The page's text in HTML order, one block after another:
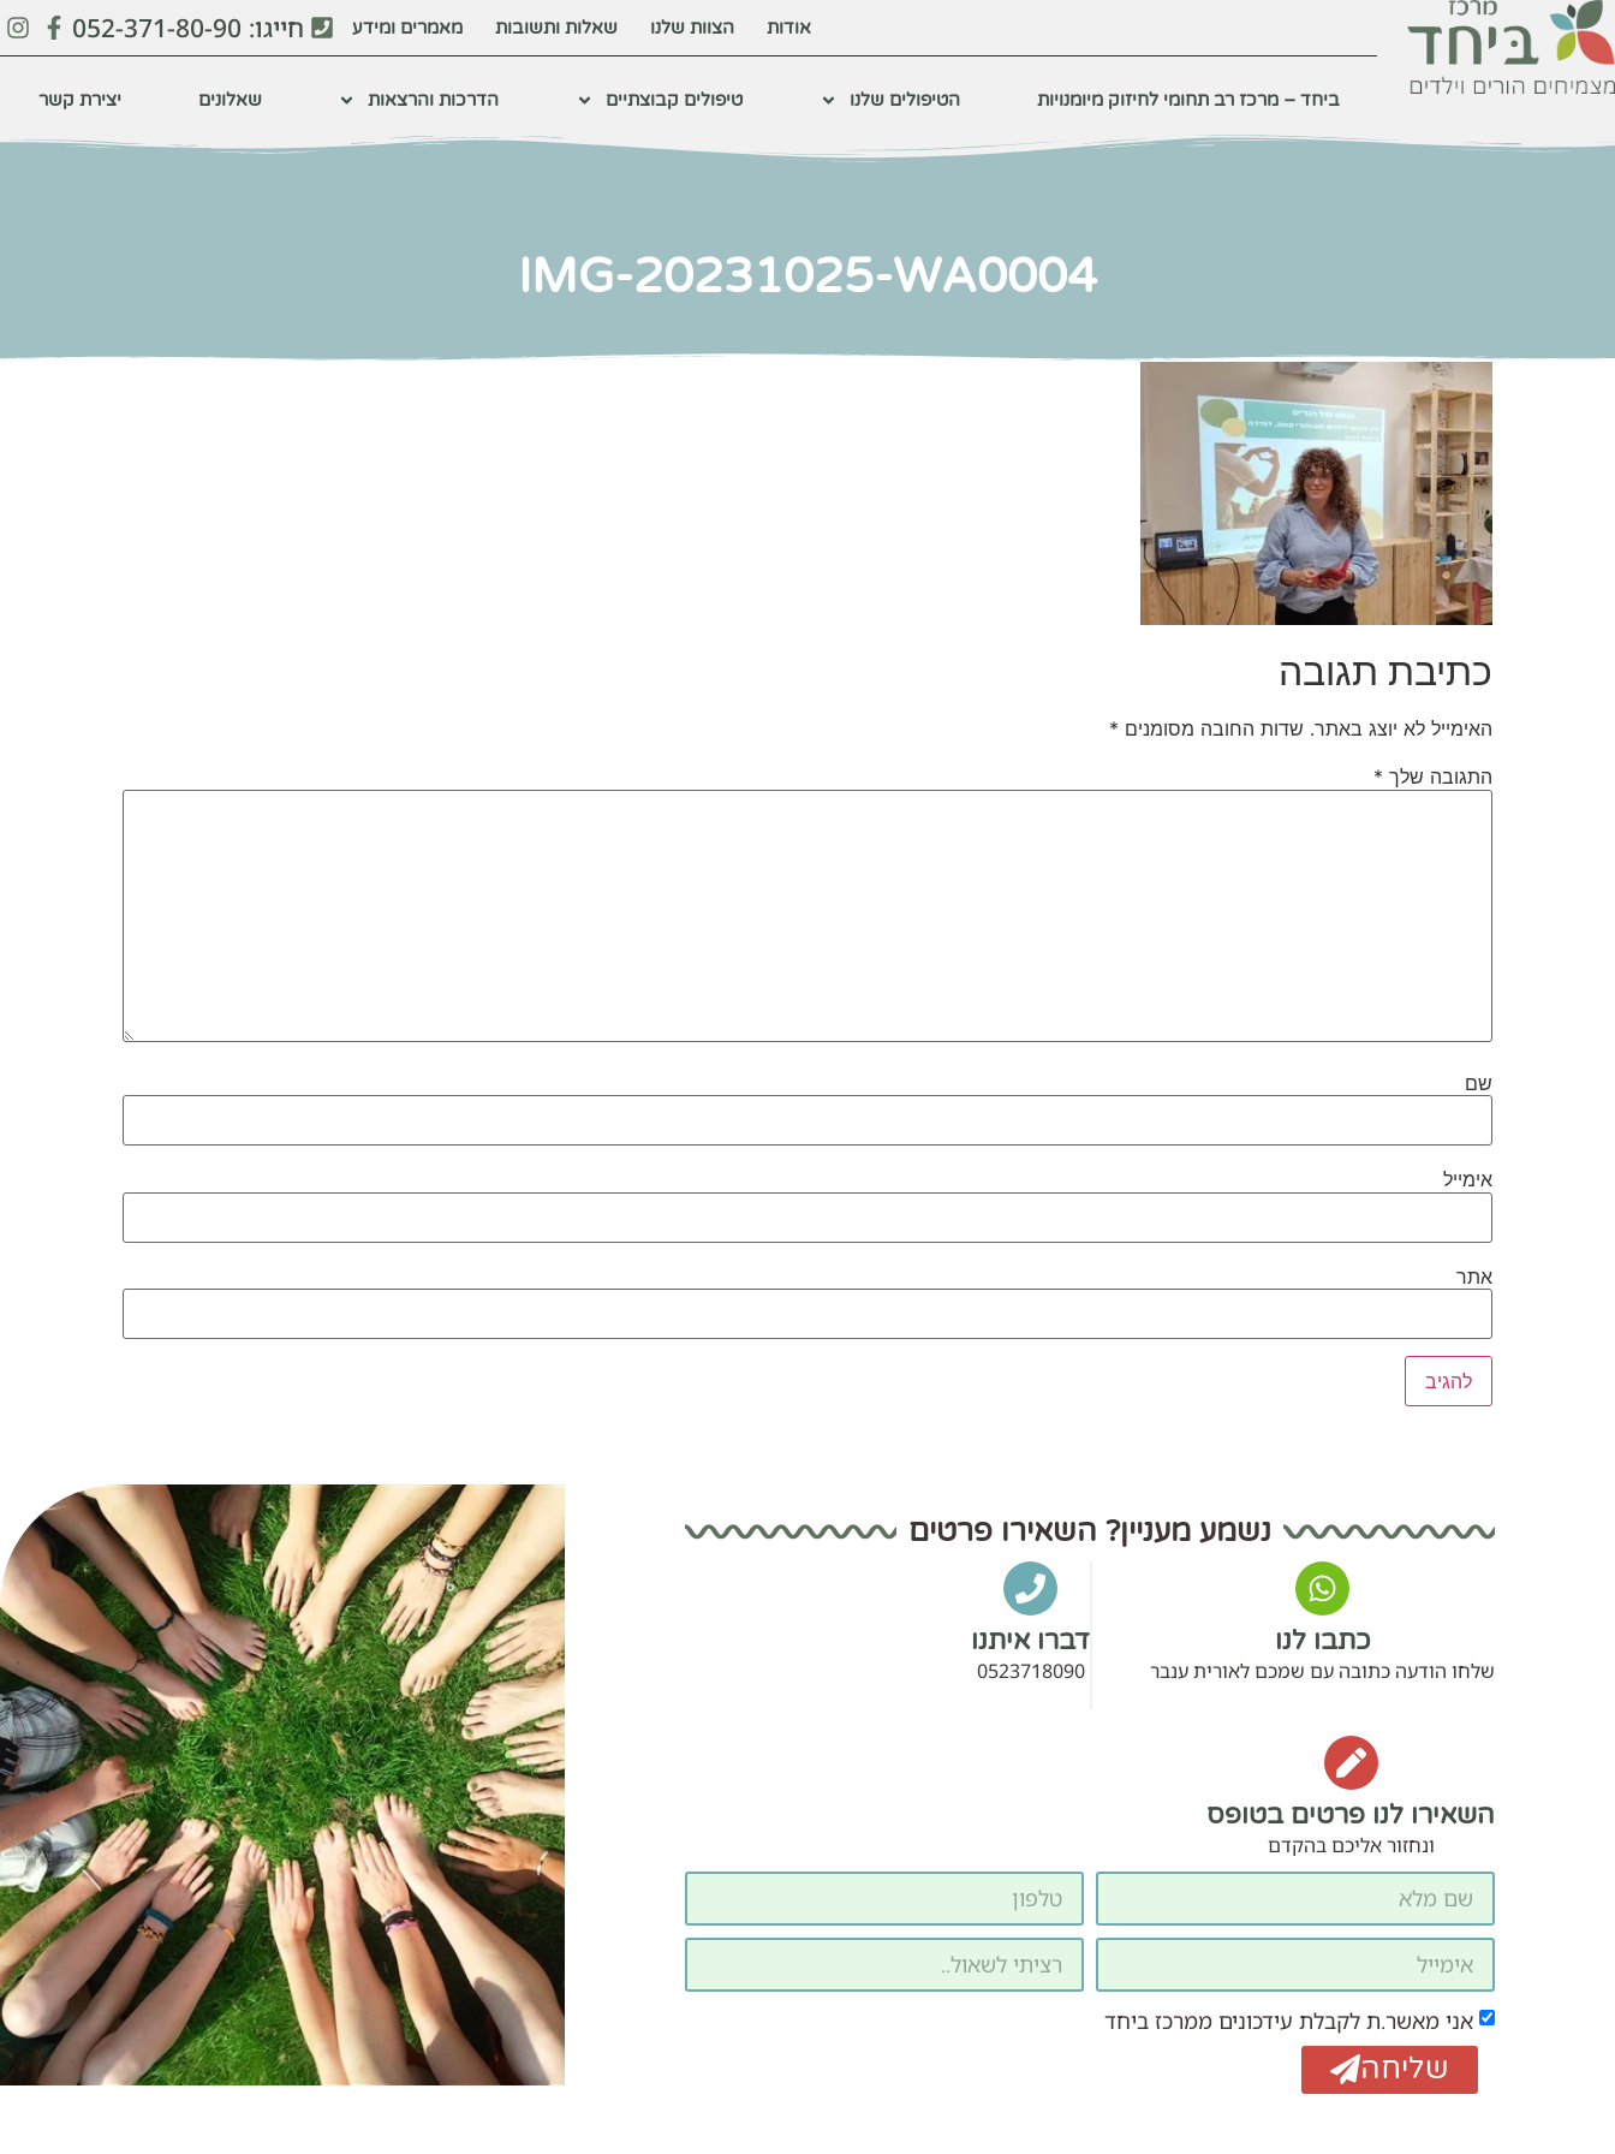
לתוכן חייגו: 052-371-80-90 אודות הצוות שלנו שאלות ותשובות מאמרים ומידע
ביחד – מרכז רב תחומי לחיזוק מיומנויות הטיפולים שלנו טיפולים קבוצתיים הדרכות והרצאות שאלונים יצירת קשר
IMG-20231025-WA0004
כתיבת תגובה
האימייל לא יוצג באתר. שדות החובה מסומנים *
התגובה שלך *
שם
אימייל
אתר
נשמע מעניין? השאירו פרטים
כתבו לנו
שלחו הודעה כתובה עם שמכם לאורית ענבר
דברו איתנו
0523718090
השאירו לנו פרטים בטופס
ונחזור אליכם בהקדם
אני מאשר.ת לקבלת עידכונים ממרכז ביחד
שליחה